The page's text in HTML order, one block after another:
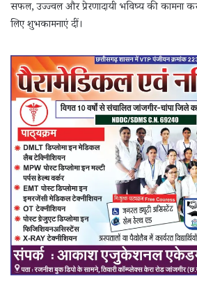
सफल, उज्ज्वल और प्रेरणादायी भविष्य की कामना
लिए शुभकामनाएं दीं।